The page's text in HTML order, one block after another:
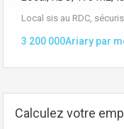
Local sis au RDC,
3 200 000Ariary par
Calculez votre